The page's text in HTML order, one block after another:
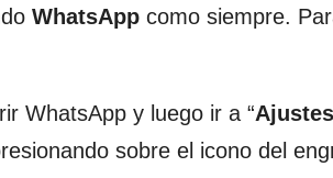
WhatsApp como siempre.
WhatsApp y luego ir a “Ajustes
sobre el icono del